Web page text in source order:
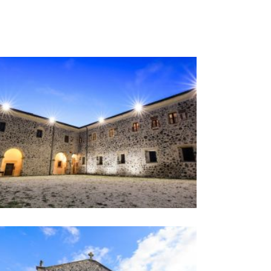
dei Cappuccini
dei Cappuccini